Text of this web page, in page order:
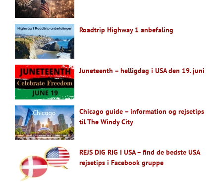
Roadtrip Highway 1 anbefaling
Juneteenth – helligdag i USA den 19. juni
Chicago guide – information og rejsetips
til The Windy City
REJS DIG RIG I USA – find de bedste USA
rejsetips i Facebook gruppe